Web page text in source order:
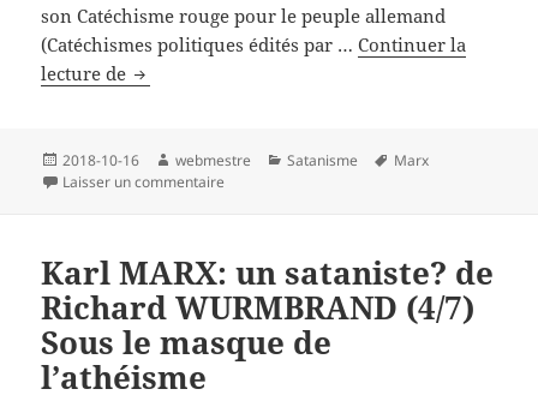
son Catéchisme rouge pour le peuple allemand
(Catéchismes politiques édités par …Continuer la
lecture de Karl
sataniste?
de
(5/7)
Le
catéchisme
rouge
Publié
le
2018-10-16 Auteur
webmestre Catégories
Satanisme
Mots-
Marx
Laisser un commentaire
Karl MARX: un sataniste? de
Richard WURMBRAND (4/7)
Sous le masque de
l’athéisme